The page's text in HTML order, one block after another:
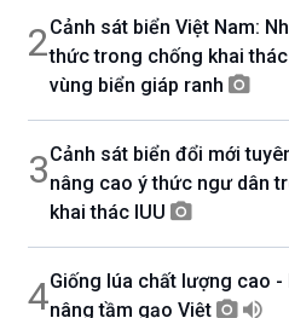
2Cảnh sát biển Việt Nam:
thức trong chống khai thác
vùng biển giáp ranh
3Cảnh sát biển đổi mới
nâng cao ý thức ngư dân
khai thác IUU
4Giống lúa chất lượng cao -
nâng tầm gạo Việt